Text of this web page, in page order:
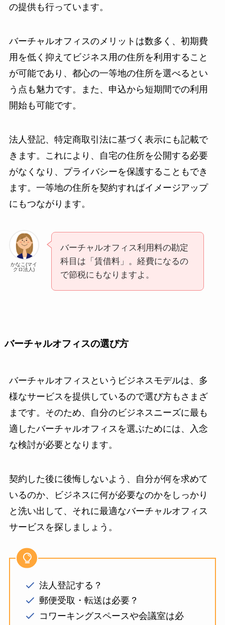
の提供も行っています。
バーチャルオフィスのメリットは数多く、初期費
用を低く抑えてビジネス用の住所を利用すること
が可能であり、都心の一等地の住所を選べるとい
う点も魅力です。また、申込から短期間での利用
開始も可能です。
法人登記、特定商取引法に基づく表示にも記載で
きます。これにより、自宅の住所を公開する必要
がなくなり、プライバシーを保護することもでき
ます。一等地の住所を契約すればイメージアップ
にもつながります。
かなこ(マイ
クロ法人)
バーチャルオフィス利用料の勘定
科目は「賃借料」。経費になるの
で節税にもなりますよ。
バーチャルオフィスの選び方
バーチャルオフィスというビジネスモデルは、多
様なサービスを提供しているので選び方もさまざ
まです。そのため、自分のビジネスニーズに最も
適したバーチャルオフィスを選ぶためには、入念
な検討が必要となります。
契約した後に後悔しないよう、自分が何を求めて
いるのか、ビジネスに何が必要なのかをしっかり
と洗い出して、それに最適なバーチャルオフィス
サービスを探しましょう。
法人登記する？
郵便受取・転送は必要？
コワーキングスペースや会議室は必